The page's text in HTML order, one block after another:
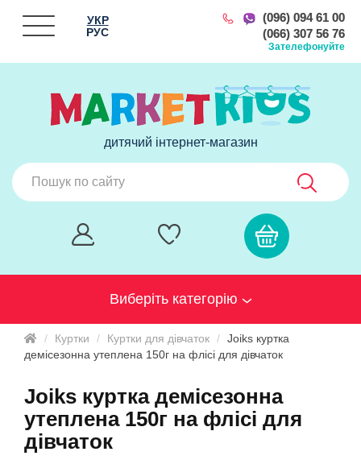
(096) 094 61 00
(066) 307 56 76
Зателефонуйте
УКР
РУС
дитячий інтернет-магазин
Виберіть категорію
Куртки Куртки для дівчаток
Joiks куртка
демісезонна утеплена 150г на флісі для дівчаток
Joiks куртка демісезонна
утеплена 150г на флісі для
дівчаток